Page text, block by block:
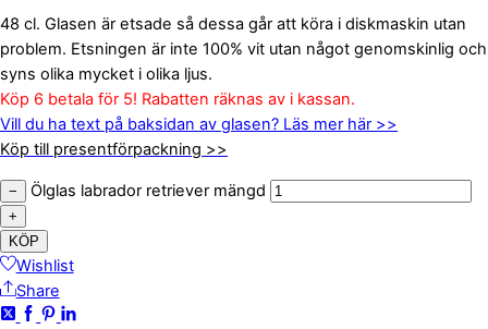
48 cl. Glasen är etsade så dessa går att köra i diskmaskin utan
problem. Etsningen är inte 100% vit utan något genomskinlig och
syns olika mycket i olika ljus.
Köp 6 betala för 5! Rabatten räknas av i kassan.
Vill du ha text på baksidan av glasen? Läs mer här >>
Köp till presentförpackning >>
− Ölglas labrador retriever mängd
+
KÖP
Wishlist
Share